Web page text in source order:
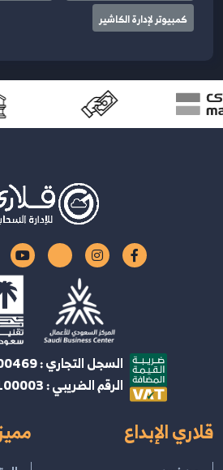
كمبيوتر لإدارة الكاشير
السجل التجاري : 2054100469
الرقم الضريبي : 301270962100003
قلاري الإبداع